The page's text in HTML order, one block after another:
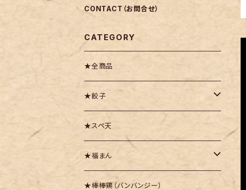
CONTACT（お問合せ）
CATEGORY
★全商品
★餃子
・豚かしら肉の御園餃子
・九頭竜まいたけ餃子
・越前甘えび餃子
★スペ天
★福まん
・福まん（豚まん）
★棒棒鶏（バンバンジー）